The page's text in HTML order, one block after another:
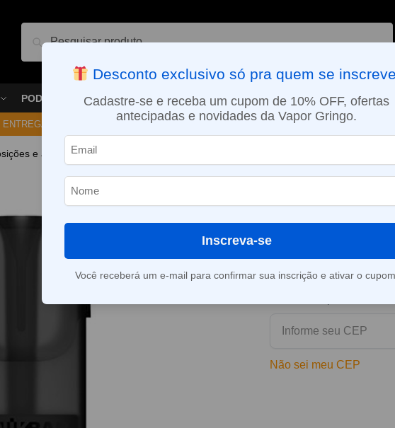
Pesquisar
PODS VAPORIZADOR DE ERVAS E-LIQUÍDOS NICOTINA ORAL
ENTREGA NO MESMO DIA EM SÃO PAULO (SEG A SEX): PEDIDOS APROVADOS ATÉ
e acessórios »
Cartucho
Strawberry
Este produto está fora
Consultar prazo e valor
Não sei meu CEP
Desconto exclusivo só pra quem se
Cadastre-se e receba um cupom de 10% OFF, ofertas
antecipadas e novidades da Vapor Gringo.
Inscreva-se
Você receberá um e-mail para confirmar sua inscrição e ativar o